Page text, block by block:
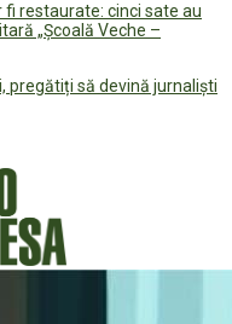
restaurate: cinci sate au
„Școală Veche –
pregătiți să devină jurnaliști